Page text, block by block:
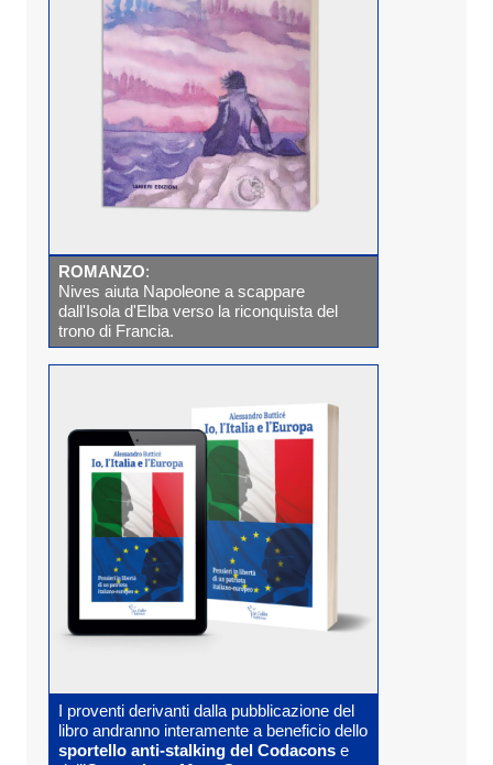
ROMANZO:
Nives aiuta Napoleone a scappare
dall'Isola d'Elba verso la riconquista del
trono di Francia.
I proventi derivanti dalla pubblicazione del
libro andranno interamente a beneficio dello
sportello anti-stalking del Codaconse